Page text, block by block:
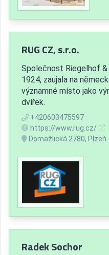
RUG CZ, s.r.o.
Společnost Riegelhof &
1924, zaujala na
významné místo jako
dvířek.
+420603475597
https://www.rug.cz/
Domažlická 2780, Plzeň
Radek Sochor